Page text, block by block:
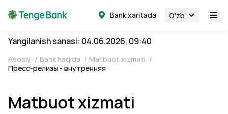
Bank xaritada O'zb
Yangilanish sanasi: 04.06.2026, 09:40
Asosiy / Bank haqida / Matbuot xizmati /
Пресс-релизы - внутренняя
Matbuot xizmati